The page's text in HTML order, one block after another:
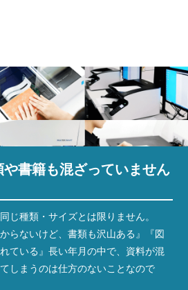
や書籍も混ざっていません
じ種類・サイズとは限りません。
らないけど、書類も沢山ある』『図
ている』長い年月の中で、資料が混
しまうのは仕方のないことなので